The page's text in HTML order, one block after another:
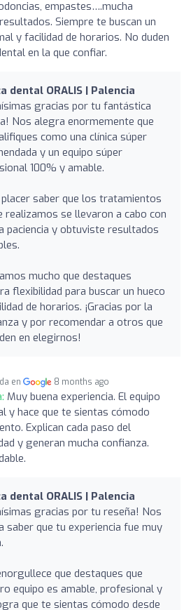
empastes….mucha
Siempre te buscan un
y facilidad de horarios. No duden
en la que confiar.
dental ORALIS | Palencia
gracias por tu fantástica
Nos alegra enormemente que
como una clínica súper
y un equipo súper
100% y amable.
placer saber que los tratamientos
realizamos se llevaron a cabo con
paciencia y obtuviste resultados
mucho que destaques
flexibilidad para buscar un hueco
de horarios. ¡Gracias por la
y por recomendar a otros que
en elegirnos!
en 8 months ago
Muy buena experiencia. El equipo
y hace que te sientas cómodo
Explican cada paso del
y generan mucha confianza.
dental ORALIS | Palencia
gracias por tu reseña! Nos
saber que tu experiencia fue muy
que destaques que
equipo es amable, profesional y
que te sientas cómodo desde